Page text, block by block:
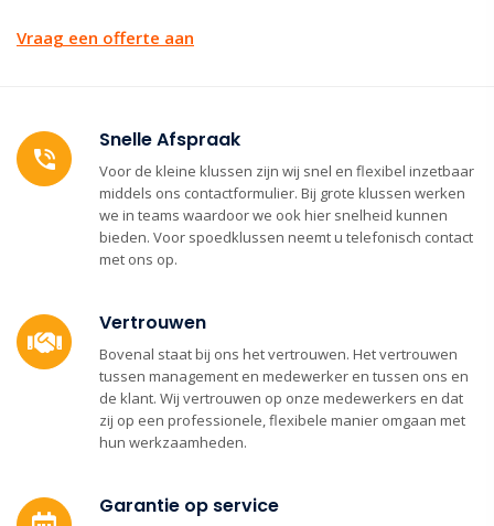
Vraag een offerte aan
Snelle Afspraak
Voor de kleine klussen zijn wij snel en flexibel inzetbaar
middels ons contactformulier. Bij grote klussen werken
we in teams waardoor we ook hier snelheid kunnen
bieden. Voor spoedklussen neemt u telefonisch contact
met ons op.
Vertrouwen
Bovenal staat bij ons het vertrouwen. Het vertrouwen
tussen management en medewerker en tussen ons en
de klant. Wij vertrouwen op onze medewerkers en dat
zij op een professionele, flexibele manier omgaan met
hun werkzaamheden.
Garantie op service